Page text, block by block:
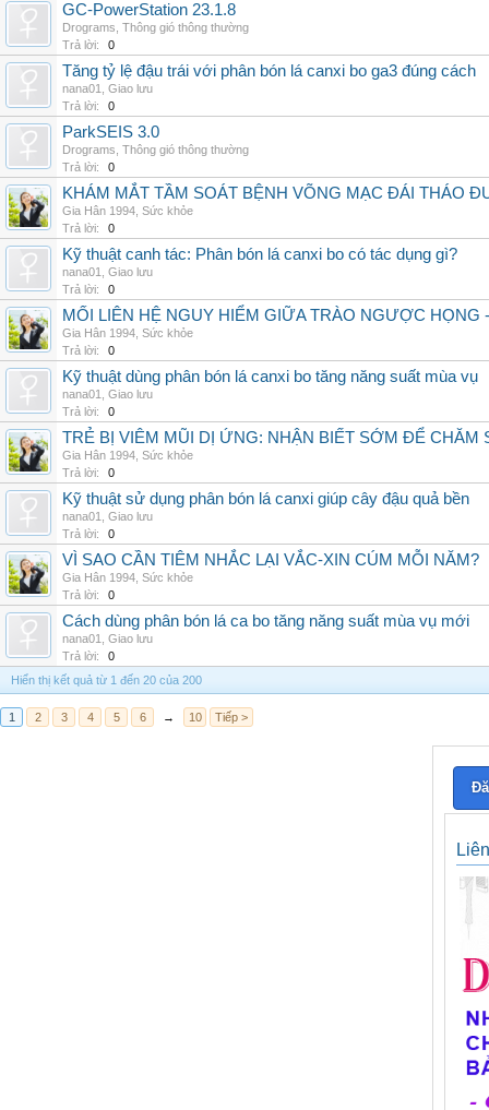
GC-PowerStation 23.1.8
Drograms Thông gió thông thường
Trả lời:
0
Tăng tỷ lệ đậu trái với phân bón lá canxi bo ga3 đúng cách
nana01
Giao lưu
Trả lời:
0
ParkSEIS 3.0
Drograms Thông gió thông thường
Trả lời:
0
KHÁM MẮT TẦM SOÁT BỆNH VÕNG MẠC ĐÁI THÁO
Gia Hân 1994 Sức khỏe
Trả lời:
0
Kỹ thuật canh tác: Phân bón lá canxi bo có tác dụng gì?
nana01
Giao lưu
Trả lời:
0
MỐI LIÊN HỆ NGUY HIỂM GIỮA TRÀO NGƯỢC
Gia Hân 1994 Sức khỏe
Trả lời:
0
Kỹ thuật dùng phân bón lá canxi bo tăng năng suất mùa vụ
nana01
Giao lưu
Trả lời:
0
TRẺ BỊ VIÊM MŨI DỊ ỨNG: NHẬN BIẾT SỚM ĐỂ CHĂM
Gia Hân 1994 Sức khỏe
Trả lời:
0
Kỹ thuật sử dụng phân bón lá canxi giúp cây đậu quả bền
nana01
Giao lưu
Trả lời:
0
VÌ SAO CẦN TIÊM NHẮC LẠI VẮC-XIN CÚM MỖI NĂM?
Gia Hân 1994 Sức khỏe
Trả lời:
0
Cách dùng phân bón lá ca bo tăng năng suất mùa vụ mới
nana01
Giao lưu
Trả lời:
0
Hiển thị kết quả từ 1 đến 20 của 200
1 2 3 4 5 6 → 10 Tiếp >